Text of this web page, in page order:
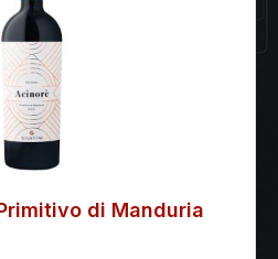
di Manduria